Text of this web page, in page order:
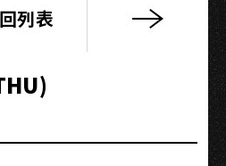
回列表